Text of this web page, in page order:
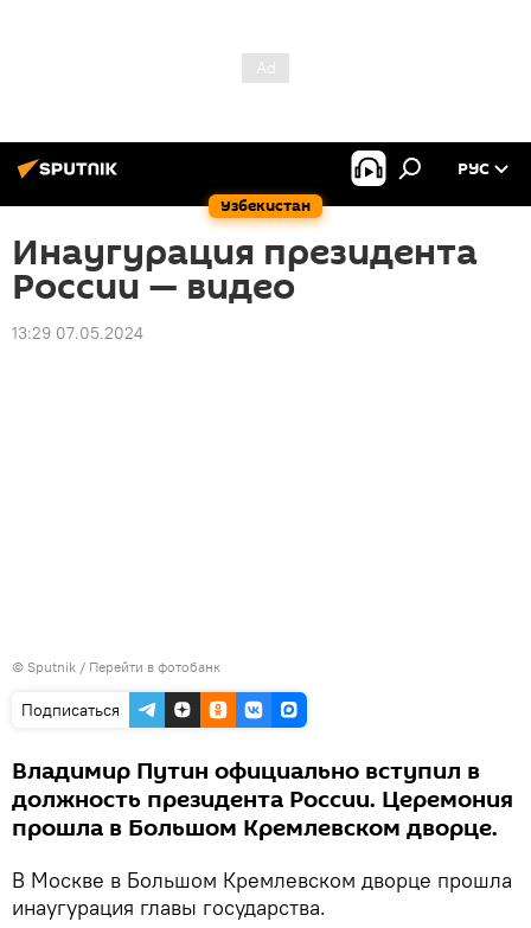
Узбекистан
РУС
Инаугурация президента
России — видео
13:29 07.05.2024
© Sputnik / Перейти в фотобанк
Подписаться
Владимир Путин официально вступил в
должность президента России. Церемония
прошла в Большом Кремлевском дворце.
В Москве в Большом Кремлевском дворце прошла
инаугурация главы государства.